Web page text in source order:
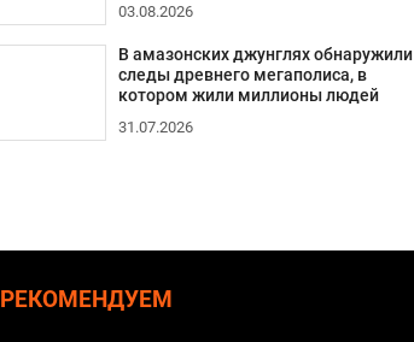
03.08.2026
В амазонских джунглях обнаружили
следы древнего мегаполиса, в
котором жили миллионы людей
31.07.2026
РЕКОМЕНДУЕМ